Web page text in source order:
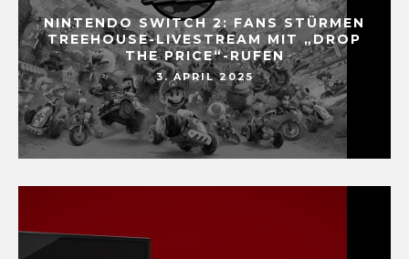
NINTENDO SWITCH 2: FANS STÜRMEN
TREEHOUSE-LIVESTREAM MIT „DROP
THE PRICE“-RUFEN
3. APRIL 2025